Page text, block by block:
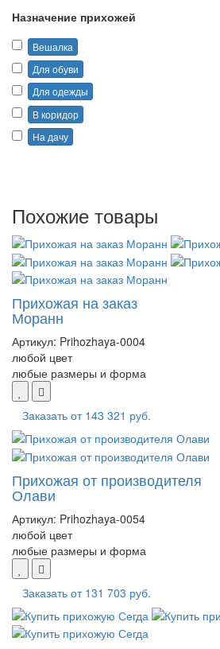
Назначение прихожей
Вешалка
Для обуви
Для одежды
В коридор
На дачу
Похожие товары
Прихожая на заказ
Моранн
Артикул: Prihozhaya-0004
любой цвет
любые размеры и форма
Заказать от 143 321 руб.
Прихожая от производителя
Олави
Артикул: Prihozhaya-0054
любой цвет
любые размеры и форма
Заказать от 131 703 руб.